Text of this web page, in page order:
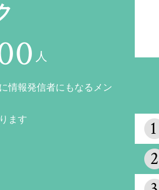
人
情報発信者にもなるメン
ます